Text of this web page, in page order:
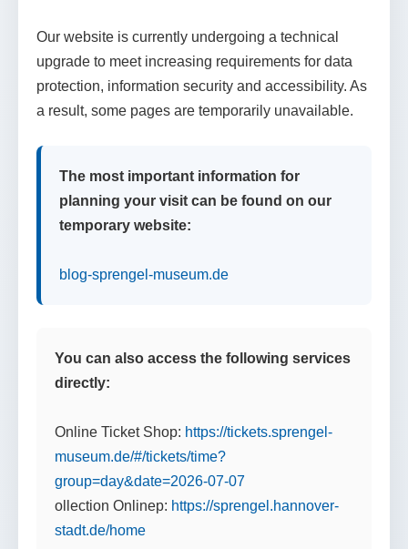
Our website is currently undergoing a technical
upgrade to meet increasing requirements for data
protection, information security and accessibility. As
a result, some pages are temporarily unavailable.
The most important information for
planning your visit can be found on our
temporary website:
blog-sprengel-museum.de
You can also access the following services
directly:
Online Ticket Shop: https://tickets.sprengel-
museum.de/#/tickets/time?
group=day&date=2026-07-07
ollection Onlinep: https://sprengel.hannover-
stadt.de/home